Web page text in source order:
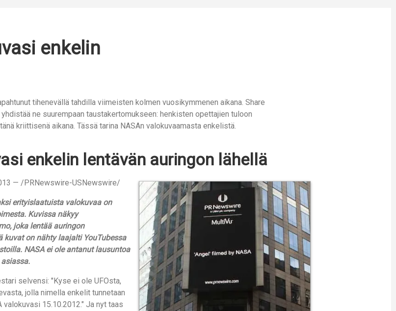
enkelin
tihenevällä tahdilla viimeisten kolmen vuosikymmenen aikana. Share
ne suurempaan taustakertomukseen: henkisten opettajien tuloon
kriittisenä aikana. Tässä tarina NASAn valokuvaamasta enkelistä.
enkelin lentävän auringon lähellä
— /PRNewswire-USNewswire/
erityislaatuista valokuvaa on
Kuvissa näkyy
joka lentää auringon
kuvat on nähty laajalti YouTubessa
NASA ei ole antanut lausuntoa
selvensi: "Kyse ei ole UFOsta,
jolla nimella enkelit tunnetaan
valokuvasi 15.10.2012." Ja nyt taas